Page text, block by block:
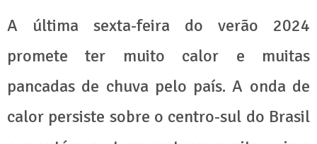
A última sexta-feira do verão 2024
promete ter muito calor e muitas
pancadas de chuva pelo país. A onda de
calor persiste sobre o centro-sul do Brasil